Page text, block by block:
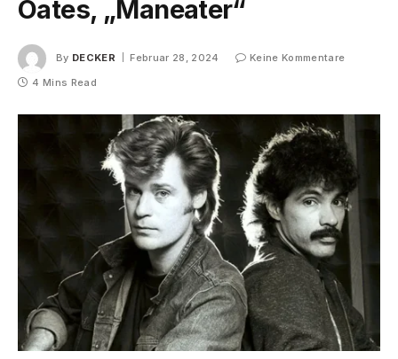
Oates, „Maneater“
By DECKER Februar 28, 2024
Keine Kommentare
4 Mins Read